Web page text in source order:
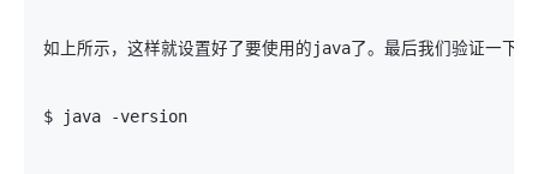
如上所示，这样就设置好了要使用的java了。最后我们验证一下：
$ java -version